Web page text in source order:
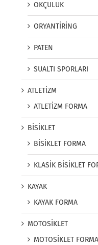
OKÇULUK
ORYANTİRİNG
PATEN
SUALTI SPORLARI
ATLETİZM
ATLETİZM FORMA
BİSİKLET
BİSİKLET FORMA
KLASİK BİSİKLET
KAYAK
KAYAK FORMA
MOTOSİKLET
MOTOSİKLET FORMA